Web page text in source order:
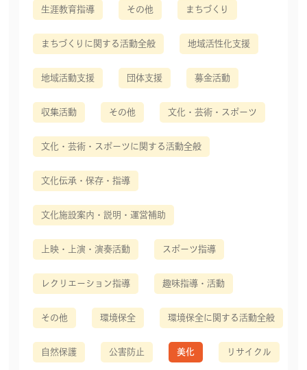
生涯教育指導 その他 まちづくり
まちづくりに関する活動全般 地域活性化支援
地域活動支援 団体支援 募金活動
収集活動 その他 文化・芸術・スポーツ
文化・芸術・スポーツに関する活動全般
文化伝承・保存・指導
文化施設案内・説明・運営補助
上映・上演・演奏活動 スポーツ指導
レクリエーション指導 趣味指導・活動
その他 環境保全 環境保全に関する活動全般
自然保護 公害防止 美化 リサイクル